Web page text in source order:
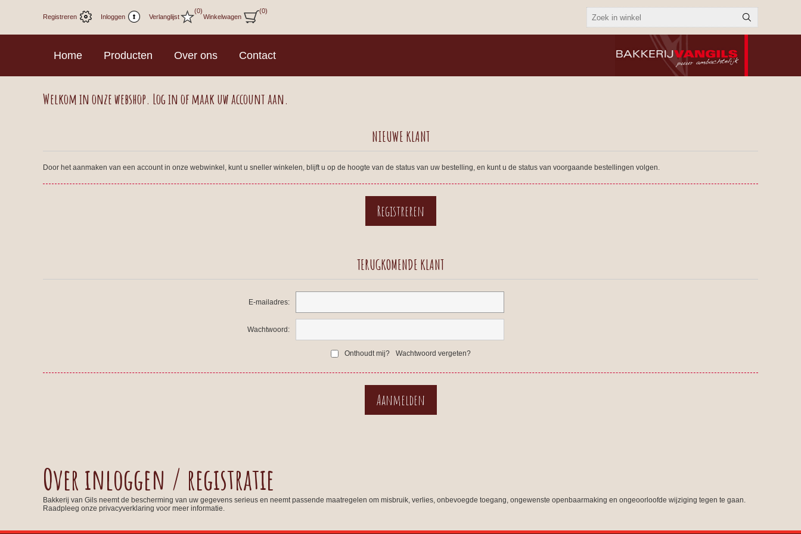
Registreren Inloggen Verlanglijst
(0)
Winkelwagen
(0)
Home Producten Over ons Contact
Welkom in onze webshop. Log in of maak uw account aan.
NIEUWE KLANT
Door het aanmaken van een account in onze webwinkel, kunt u sneller winkelen, blijft u op de hoogte van de status van uw bestelling, en kunt u de status van voorgaande bestellingen volgen.
TERUGKOMENDE KLANT
E-mailadres:
Wachtwoord:
Onthoudt mij? Wachtwoord vergeten?
Over inloggen / registratie
Bakkerij van Gils neemt de bescherming van uw gegevens serieus en neemt passende maatregelen om misbruik, verlies, onbevoegde toegang, ongewenste openbaarmaking en ongeoorloofde wijziging tegen te gaan.
Raadpleeg onze privacyverklaring voor meer informatie.